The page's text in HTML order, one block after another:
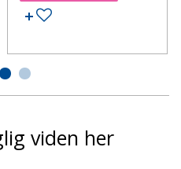
Tilføj til ønskeseddel
viden her